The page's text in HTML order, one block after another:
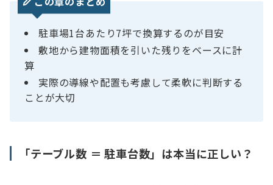
駐車場1台あたり7坪で換算するのが目安
敷地から建物面積を引いた残りをベースに計
算
実際の導線や配置も考慮して柔軟に判断する
ことが大切
「テーブル数 ＝ 駐車台数」は本当に正しい？